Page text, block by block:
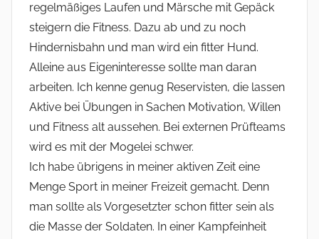
regelmäßiges Laufen und Märsche mit Gepäck
steigern die Fitness. Dazu ab und zu noch
Hindernisbahn und man wird ein fitter Hund.
Alleine aus Eigeninteresse sollte man daran
arbeiten. Ich kenne genug Reservisten, die lassen
Aktive bei Übungen in Sachen Motivation, Willen
und Fitness alt aussehen. Bei externen Prüfteams
wird es mit der Mogelei schwer.
Ich habe übrigens in meiner aktiven Zeit eine
Menge Sport in meiner Freizeit gemacht. Denn
man sollte als Vorgesetzter schon fitter sein als
die Masse der Soldaten. In einer Kampfeinheit